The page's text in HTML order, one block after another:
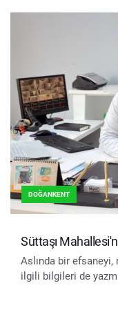
DOĞANKENT
Süttaşı
Aslında bir efsaneyi,
ilgili bilgileri de